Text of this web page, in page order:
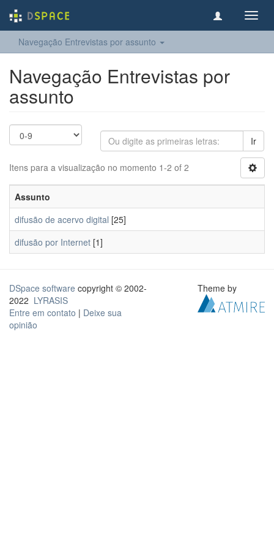
Navegação Entrevistas por assunto
Navegação Entrevistas por
assunto
Ir
Itens para a visualização no momento 1-2 of 2
Assunto
difusão de acervo digital [25]
difusão por Internet [1]
DSpace software copyright © 2002-
2022 LYRASIS
Entre em contato | Deixe sua
opinião
Theme by